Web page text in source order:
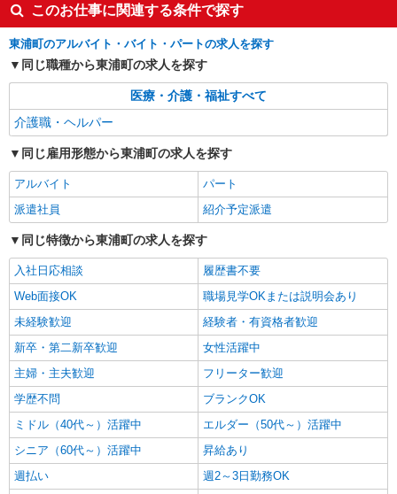
このお仕事に関連する条件で探す
東浦町のアルバイト・バイト・パートの求人を探す
同じ職種から東浦町の求人を探す
医療・介護・福祉すべて
介護職・ヘルパー
同じ雇用形態から東浦町の求人を探す
アルバイト
パート
派遣社員
紹介予定派遣
同じ特徴から東浦町の求人を探す
入社日応相談
履歴書不要
Web面接OK
職場見学OKまたは説明会あり
未経験歓迎
経験者・有資格者歓迎
新卒・第二新卒歓迎
女性活躍中
主婦・主夫歓迎
フリーター歓迎
学歴不問
ブランクOK
ミドル（40代～）活躍中
エルダー（50代～）活躍中
シニア（60代～）活躍中
昇給あり
週払い
週2～3日勤務OK